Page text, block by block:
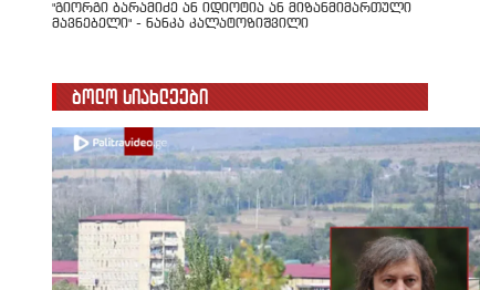
"გიორგი ბარამიძე ან იდიოტია ან მიზანმიმართული
მავნებელი" - ნანკა კალატოზიშვილი
ბოლო სიახლეები